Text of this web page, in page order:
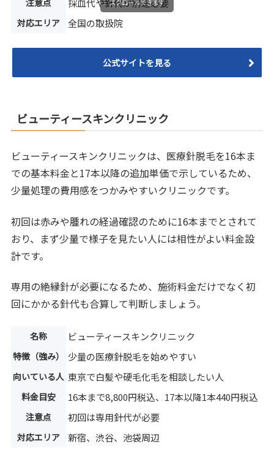
注意点 採血代や針代が別途必要
対応エリア 全国の取扱院
スクロールできます
公式サイトを見る
ビューティースキンクリニック
ビューティースキンクリニックは、医療針脱毛を16本ま
での基本料金と17本以降の追加単価で示しているため、
少量処理の費用感をつかみやすいクリニックです。
初回は赤みや腫れの経過確認のために16本までとされて
おり、まず少量で様子を見たい人には相性がよい料金設
計です。
専用の絶縁針が必要になるため、施術料金だけでなく初
回にかかる針代も合算して判断しましょう。
名称 ビューティースキンクリニック
特徴（強み） 少量の医療針脱毛を始めやすい
向いている人 東京で白髪や硬毛化毛を相談したい人
料金目安 16本まで8,800円税込、17本以降1本440円税込
注意点 初回は専用針代が必要
対応エリア 新宿、渋谷、池袋周辺